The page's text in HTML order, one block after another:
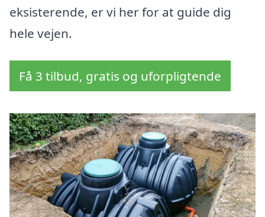
eksisterende, er vi her for at guide dig
hele vejen.
Få 3 tilbud, gratis og uforpligtende